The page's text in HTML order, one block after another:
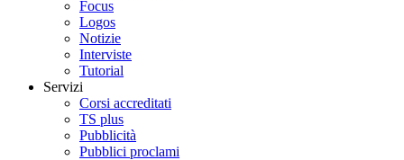
Focus
Logos
Notizie
Interviste
Tutorial
Servizi
Corsi accreditati
TS plus
Pubblicità
Pubblici proclami